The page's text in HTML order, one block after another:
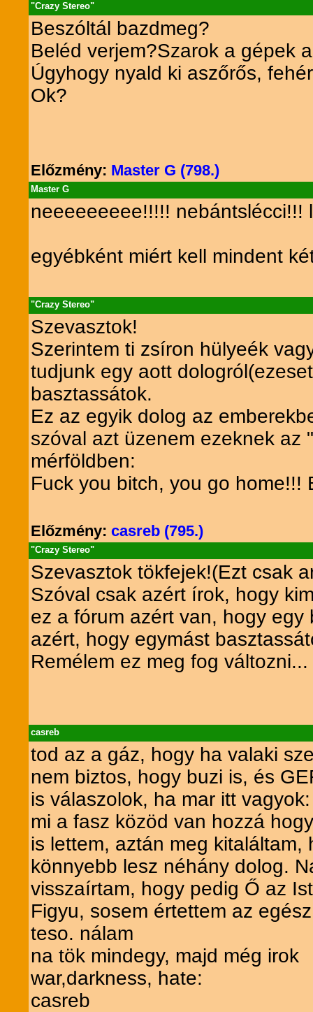
"Crazy Stereo"
Beszóltál bazdmeg?
Beléd verjem?Szarok a gépek
Úgyhogy nyald ki aszőrős,
Ok?
Előzmény: Master G (798.)
Master G
neeeeeeeee!!!!! nebántslécci!!!
egyébként miért kell mindent
"Crazy Stereo"
Szevasztok!
Szerintem ti zsíron hülyeék
tudjunk egy aott
basztassátok.
Ez az egyik dolog az
szóval azt üzenem ezeknek az
mérföldben:
Fuck you bitch, you go home!!!
Előzmény: casreb (795.)
"Crazy Stereo"
Szevasztok tökfejek!(Ezt csak
Szóval csak azért írok, hogy
ez a fórum azért van, hogy
azért, hogy egymást
Remélem ez meg fog változni...
casreb
tod az a gáz, hogy ha valaki
nem biztos, hogy buzi is, és
is válaszolok, ha mar itt vagyok:
mi a fasz közöd van hozzá
is lettem, aztán meg
könnyebb lesz néhány dolog.
visszaírtam, hogy pedig Ő az
Figyu, sosem értettem az
teso. nálam
na tök mindegy, majd még irok
war,darkness, hate:
casreb